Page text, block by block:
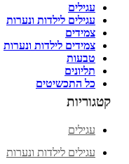
עגילים
עגילים לילדות ונערות
צמידים
צמידים לילדות ונערות
טבעות
תליונים
כל התכשיטים
קטגוריות
עגילים
עגילים לילדות ונערות